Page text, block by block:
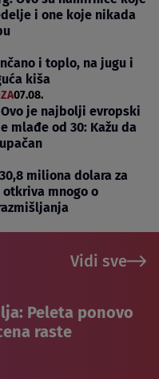
i one koje nikada
i toplo, na jugu i
kiša
07.08.
je najbolji evropski
mlađe od 30: Kažu da
miliona dolara za
otkriva mnogo o
Vidi sve
Peleta ponovo
raste